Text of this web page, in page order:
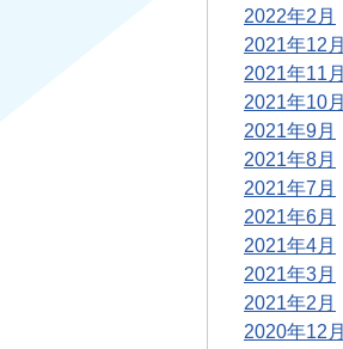
2022年2月
2021年12月
2021年11月
2021年10月
2021年9月
2021年8月
2021年7月
2021年6月
2021年4月
2021年3月
2021年2月
2020年12月